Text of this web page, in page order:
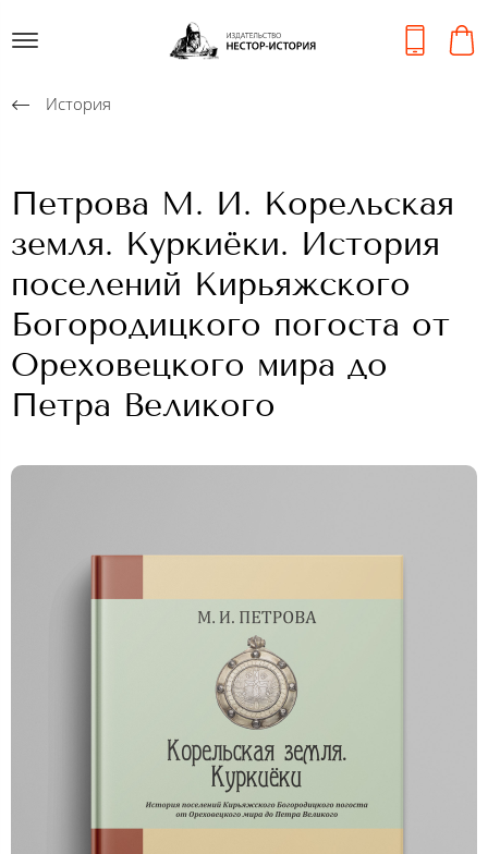
История
Петрова М. И. Корельская
земля. Куркиёки. История
поселений Кирьяжского
Богородицкого погоста от
Ореховецкого мира до
Петра Великого